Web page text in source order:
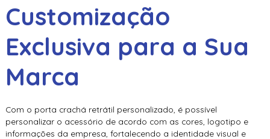
Customização
Exclusiva para a Sua
Marca
Com o porta crachá retrátil personalizado , é possível
personalizar o acessório de acordo com as cores, logotipo e
informações da empresa, fortalecendo a identidade visual e